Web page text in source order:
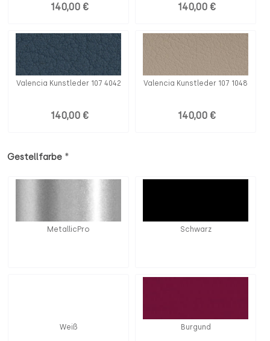
140,00 € 140,00 €
Valencia Kunstleder 107 4042
140,00 €
Valencia Kunstleder 107 1048
140,00 €
Gestellfarbe *
MetallicPro Schwarz
Weiß Burgund